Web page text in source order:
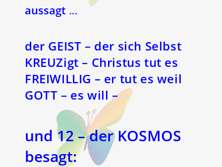
aussagt …
der GEIST – der sich Selbst
KREUZigt – Christus tut es
FREIWILLIG – er tut es weil
GOTT – es will –
und 12 – der KOSMOS
besagt: